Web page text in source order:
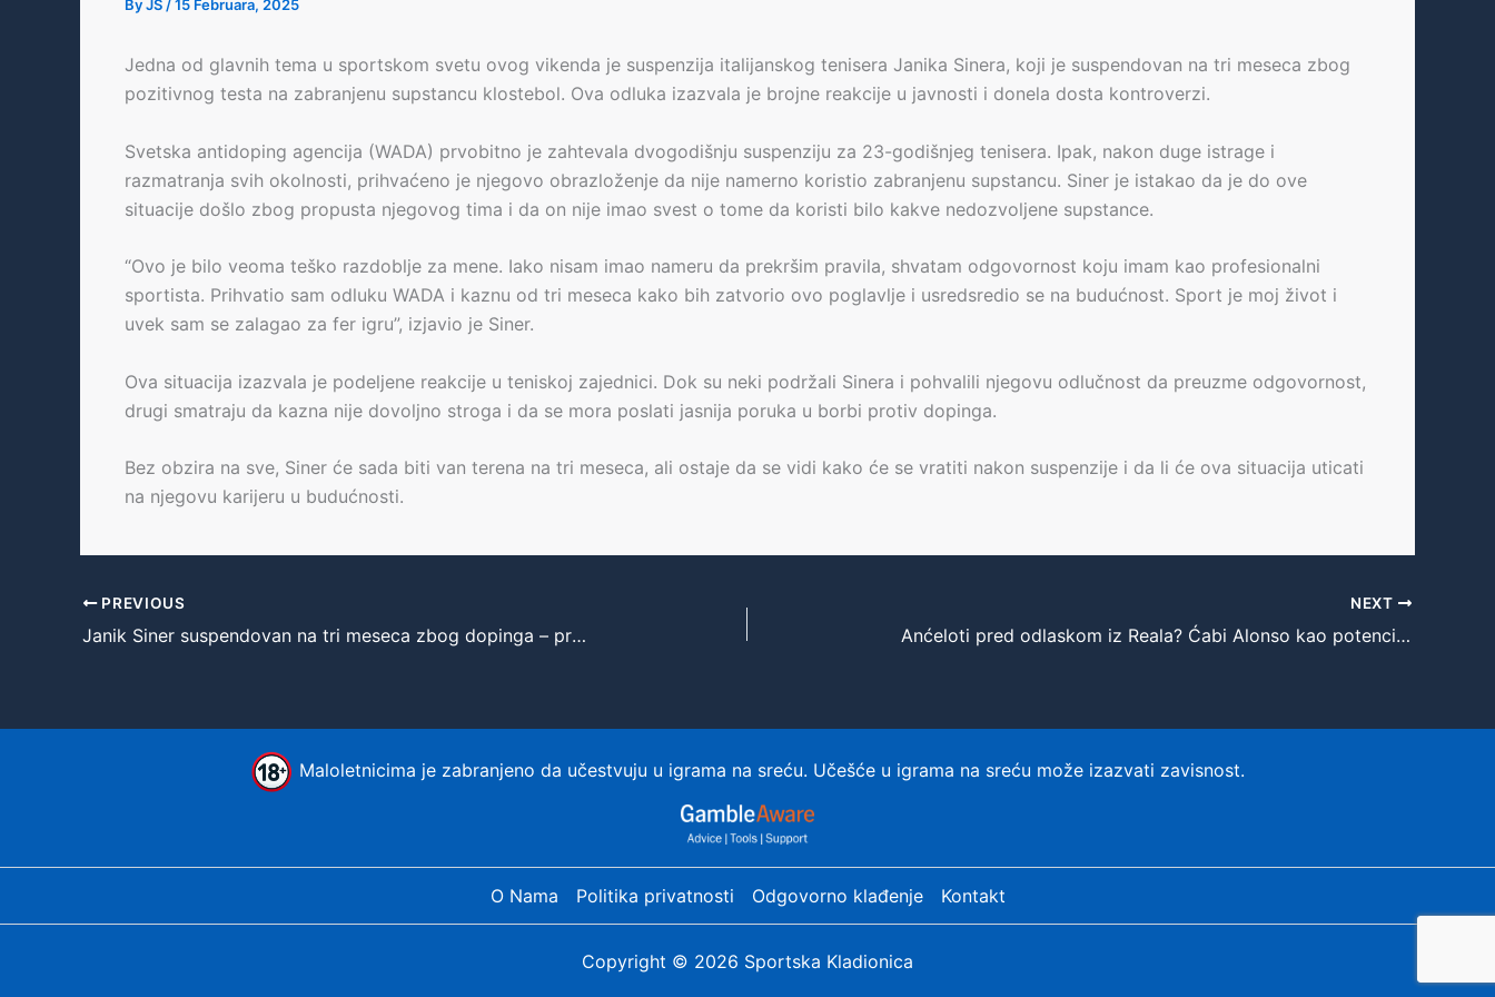
ByJS /15 Februara, 2025
Jedna od glavnih tema u sportskom svetu ovog vikenda je suspenzija italijanskog tenisera Janika Sinera, koji je suspendovan na tri meseca zbog
pozitivnog testa na zabranjenu supstancu klostebol. Ova odluka izazvala je brojne reakcije u javnosti i donela dosta kontroverzi.
Svetska antidoping agencija (WADA) prvobitno je zahtevala dvogodišnju suspenziju za 23-godišnjeg tenisera. Ipak, nakon duge istrage i
razmatranja svih okolnosti, prihvaćeno je njegovo obrazloženje da nije namerno koristio zabranjenu supstancu. Siner je istakao da je do ove
situacije došlo zbog propusta njegovog tima i da on nije imao svest o tome da koristi bilo kakve nedozvoljene supstance.
“Ovo je bilo veoma teško razdoblje za mene. Iako nisam imao nameru da prekršim pravila, shvatam odgovornost koju imam kao profesionalni
sportista. Prihvatio sam odluku WADA i kaznu od tri meseca kako bih zatvorio ovo poglavlje i usredsredio se na budućnost. Sport je moj život i
uvek sam se zalagao za fer igru”, izjavio je Siner.
Ova situacija izazvala je podeljene reakcije u teniskoj zajednici. Dok su neki podržali Sinera i pohvalili njegovu odlučnost da preuzme odgovornost,
drugi smatraju da kazna nije dovoljno stroga i da se mora poslati jasnija poruka u borbi protiv dopinga.
Bez obzira na sve, Siner će sada biti van terena na tri meseca, ali ostaje da se vidi kako će se vratiti nakon suspenzije i da li će ova situacija uticati
na njegovu karijeru u budućnosti.
PREVIOUS
Janik Siner suspendovan na tri meseca zbog dopinga – propušta važne turnire
NEXT
Anćeloti pred odlaskom iz Reala? Ćabi Alonso kao potencijalni naslednik
Maloletnicima je zabranjeno da učestvuju u igrama na sreću. Učešće u igrama na sreću može izazvati zavisnost.
O Nama Politika privatnosti Odgovorno klađenje Kontakt
Copyright © 2026 Sportska Kladionica